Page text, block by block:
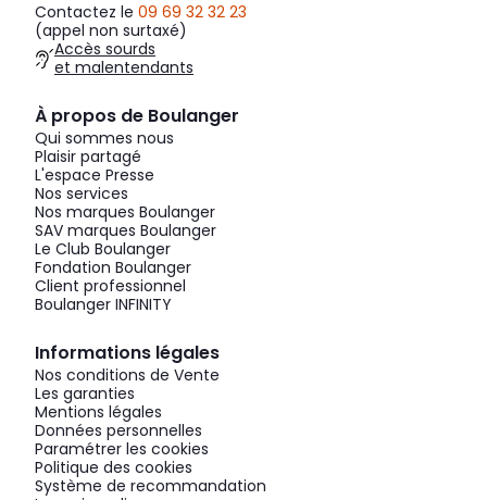
Contactez le 09 69 32 32 23
(appel non surtaxé)
Accès sourds
et malentendants
À propos de Boulanger
Qui sommes nous
Plaisir partagé
L'espace Presse
Nos services
Nos marques Boulanger
SAV marques Boulanger
Le Club Boulanger
Fondation Boulanger
Client professionnel
Boulanger INFINITY
Informations légales
Nos conditions de Vente
Les garanties
Mentions légales
Données personnelles
Paramétrer les cookies
Politique des cookies
Système de recommandation